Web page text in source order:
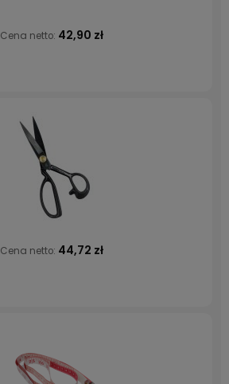
Cena netto: 42,90 zł
Cena netto: 44,72 zł